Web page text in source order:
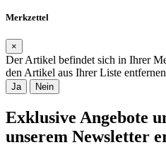
Merkzettel
×
Der Artikel befindet sich in Ihrer
den Artikel aus Ihrer Liste
Ja Nein
Exklusive Angebote
unserem Newsletter